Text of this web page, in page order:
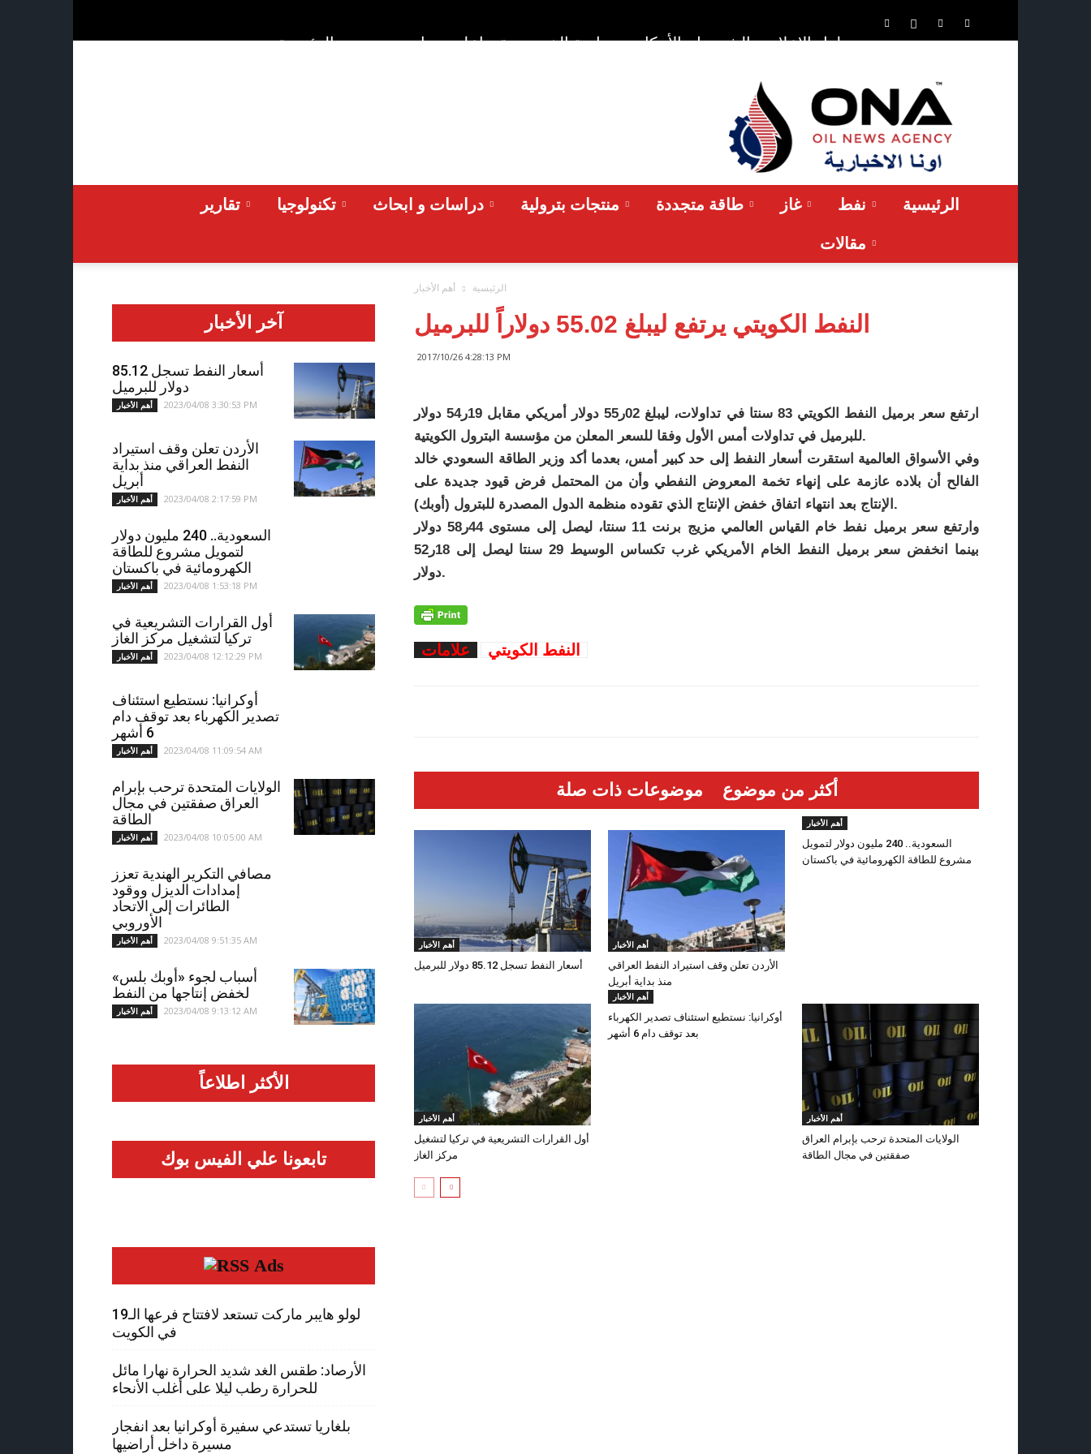
Sunday 2026-08-09 الرئيسية من نحن اعلن معنا سياسة الخصوصية الشروط والأحكام حلول الإعلان
ONA™
NEWS
/
أونا
الاخبارية
الرئيسية نفط غاز طاقة متجددة منتجات بترولية دراسات و ابحاث تكنولوجيا
تقارير
مقالات
الرئيسية أهم الأخبار
النفط الكويتي يرتفع ليبلغ 55.02 دولاراً للبرميل
2017/10/26 4:28:13 PM
ارتفع سعر برميل النفط الكويتي 83 سنتا في تداولات، ليبلغ 02ر55 دولار أمريكي مقابل 19ر54 دولار
للبرميل في تداولات أمس الأول وفقا للسعر المعلن من مؤسسة البترول الكويتية.
وفي الأسواق العالمية استقرت أسعار النفط إلى حد كبير أمس، بعدما أكد وزير الطاقة السعودي خالد
الفالح أن بلاده عازمة على إنهاء تخمة المعروض النفطي وأن من المحتمل فرض قيود جديدة على
الإنتاج بعد انتهاء اتفاق خفض الإنتاج الذي تقوده منظمة الدول المصدرة للبترول (أوبك).
وارتفع سعر برميل نفط خام القياس العالمي مزيج برنت 11 سنتا، ليصل إلى مستوى 44ر58 دولار
بينما انخفض سعر برميل النفط الخام الأمريكي غرب تكساس الوسيط 29 سنتا ليصل إلى 18ر52
دولار.
علامات النفط الكويتي
موضوعات ذات صلة أكثر من موضوع
أهم الأخبار
أسعار النفط تسجل 85.12 دولار للبرميل
أهم الأخبار
الأردن تعلن وقف استيراد النفط العراقي
منذ بداية أبريل
أهم الأخبار
السعودية.. 240 مليون دولار لتمويل
مشروع للطاقة الكهرومائية في باكستان
أهم الأخبار
أول القرارات التشريعية في تركيا لتشغيل
مركز الغاز
أهم الأخبار
أوكرانيا: نستطيع استئناف تصدير الكهرباء
بعد توقف دام 6 أشهر
أهم الأخبار
الولايات المتحدة ترحب بإبرام العراق
صفقتين في مجال الطاقة
آخر الأخبار
أسعار النفط تسجل 85.12
دولار للبرميل
أهم الأخبار 2023/04/08 3:30:53 PM
الأردن تعلن وقف استيراد
النفط العراقي منذ بداية
أبريل
أهم الأخبار 2023/04/08 2:17:59 PM
السعودية.. 240 مليون دولار
لتمويل مشروع للطاقة
الكهرومائية في باكستان
أهم الأخبار 2023/04/08 1:53:18 PM
أول القرارات التشريعية في
تركيا لتشغيل مركز الغاز
أهم الأخبار 2023/04/08 12:12:29 PM
أوكرانيا: نستطيع استئناف
تصدير الكهرباء بعد توقف دام
6 أشهر
أهم الأخبار 2023/04/08 11:09:54 AM
الولايات المتحدة ترحب بإبرام
العراق صفقتين في مجال
الطاقة
أهم الأخبار 2023/04/08 10:05:00 AM
مصافي التكرير الهندية تعزز
إمدادات الديزل ووقود
الطائرات إلى الاتحاد
الأوروبي
أهم الأخبار 2023/04/08 9:51:35 AM
أسباب لجوء «أوبك بلس»
لخفض إنتاجها من النفط
أهم الأخبار 2023/04/08 9:13:12 AM
الأكثر اطلاعاً
تابعونا علي الفيس بوك
Ads
لولو هايبر ماركت تستعد لافتتاح فرعها الـ19
في الكويت
الأرصاد: طقس الغد شديد الحرارة نهارا مائل
للحرارة رطب ليلا على أغلب الأنحاء
بلغاريا تستدعي سفيرة أوكرانيا بعد انفجار
مسيرة داخل أراضيها